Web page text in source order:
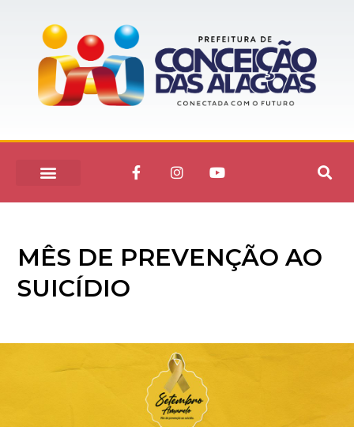
MÊS DE PREVENÇÃO AO
SUICÍDIO